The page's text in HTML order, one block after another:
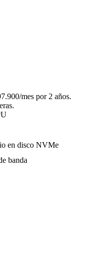
mes por 2 años.
en disco NVMe
banda